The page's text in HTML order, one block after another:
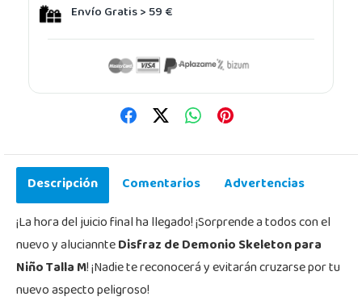
Envío Gratis > 59 €
Descripción Comentarios
Advertencias
¡La hora del juicio final ha llegado! ¡Sorprende a todos con el
nuevo y aluciannteDisfraz de Demonio Skeleton para
Niño Talla M! ¡Nadie te reconocerá y evitarán cruzarse por tu
nuevo aspecto peligroso!